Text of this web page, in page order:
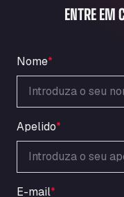
ARAL Autohof
Nellinger Str.
Schellweilerstraße
ARAL
GmbH
Ardleigh South
a120 westbound,
Area 47
Autovia A4 km
ENTRE EM
Nome*
Apelido*
E-mail*